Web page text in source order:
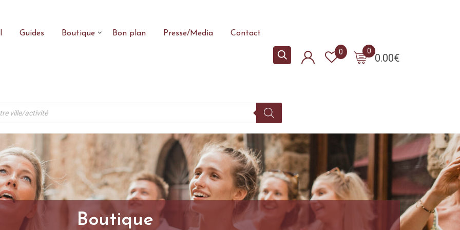
Guides Boutique Bon plan Presse/Media Contact
0.00€
0
0
Boutique